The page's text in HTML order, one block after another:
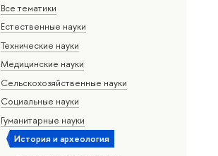
Все тематики
Естественные науки
Тех­ничес­кие науки
Медицинские науки
Сельскохозяйственные науки
Социальные науки
Гуманитарные науки
История и археология